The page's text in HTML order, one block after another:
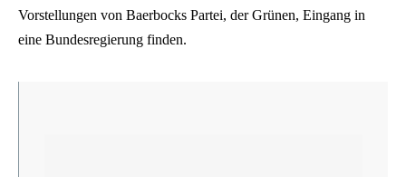
Vorstellungen von Baerbocks Partei, der Grünen, Eingang in
eine Bundesregierung finden.